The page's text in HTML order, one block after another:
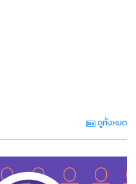
ดูทั้งหมด